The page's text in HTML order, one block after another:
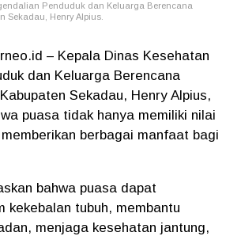
Penduduk dan Keluarga Berencana
Sekadau, Henry Alpius.
– Kepala Dinas Kesehatan
dan Keluarga Berencana
Sekadau, Henry Alpius,
puasa tidak hanya memiliki nilai
berbagai manfaat bagi
bahwa puasa dapat
kekebalan tubuh, membantu
menjaga kesehatan jantung,